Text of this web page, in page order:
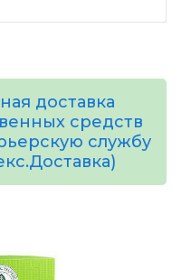
доставка
средств
службу